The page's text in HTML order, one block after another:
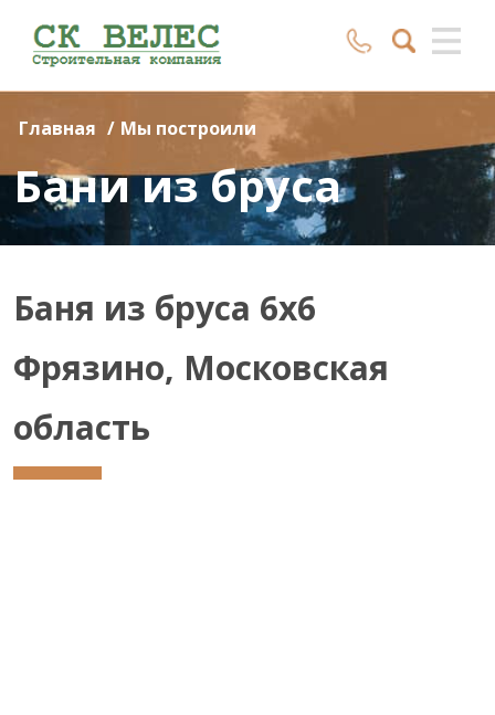
Главная / Мы построили
Бани из бруса
Баня из бруса 6х6
Фрязино, Московская
область